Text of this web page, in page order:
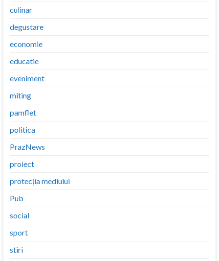
culinar
degustare
economie
educatie
eveniment
miting
pamflet
politica
PrazNews
proiect
protecția mediului
Pub
social
sport
stiri